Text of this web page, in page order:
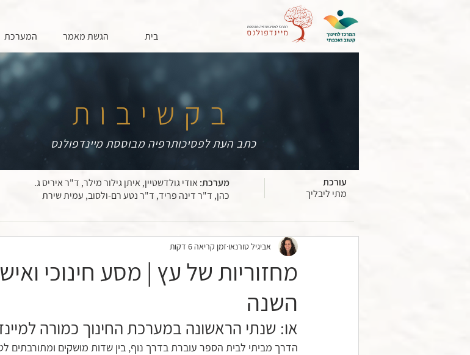
בית הגשת מאמר המערכת
בקשיבות
כתב העת לפסיכותרפיה מבוססת מיינדפולנס
מערכת:אודי גולדשטיין, איתן גילור מילר, ד"ר איריס ג.
כהן, ד"ר דינה פריד, ד"ר נטע רם-ולסוב, עמית שירת
עורכת
מתי ליבליך
מחזוריות של עץ | מסע חינוכי
השנה
אביגיל טורנאו זמן קריאה 6 דקות
או: שנתי הראשונה במערכת החינוך כמורה
הדרך מביתי לבית הספר עוברת בדרך נוף, בין שדות מושקים